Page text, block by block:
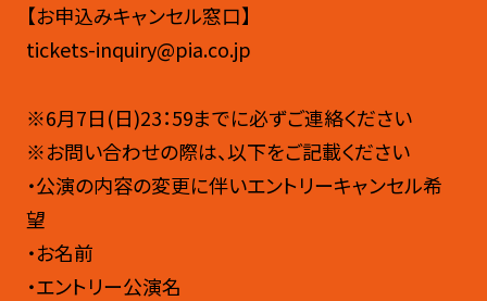
【お申込みキャンセル窓口】
tickets-inquiry@pia.co.jp
※6月7日(日)23：59までに必ずご連絡ください
※お問い合わせの際は、以下をご記載ください
・公演の内容の変更に伴いエントリーキャンセル希
望
・お名前
・エントリー公演名